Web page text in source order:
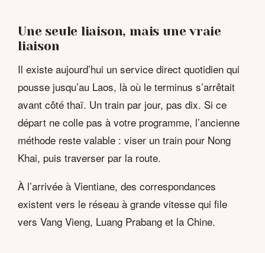
Une seule liaison, mais une vraie
liaison
Il existe aujourd’hui un service direct quotidien qui
pousse jusqu’au Laos, là où le terminus s’arrêtait
avant côté thaï. Un train par jour, pas dix. Si ce
départ ne colle pas à votre programme, l’ancienne
méthode reste valable : viser un train pour Nong
Khai, puis traverser par la route.
À l’arrivée à Vientiane, des correspondances
existent vers le réseau à grande vitesse qui file
vers Vang Vieng, Luang Prabang et la Chine.